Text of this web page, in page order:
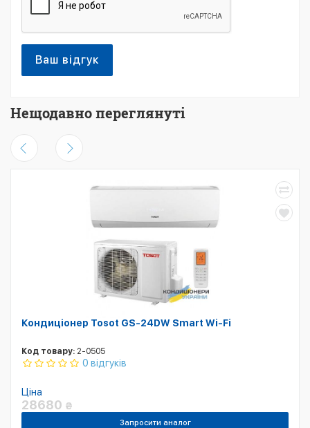
Ваш відгук
Нещодавно переглянуті
Кондиціонер Tosot GS-24DW Smart Wi-Fi
Код товару: 2-0505
0 відгуків
Ціна
28680 ₴
Запросити аналог